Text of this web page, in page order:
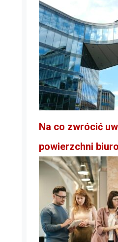
Na co zwrócić
powierzchni